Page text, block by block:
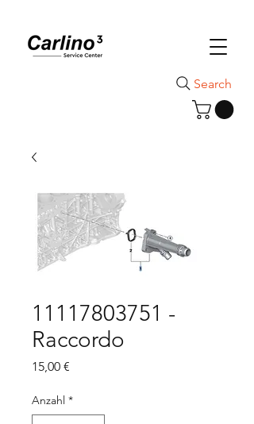
Search
11117803751 -
Raccordo
15,00 €
Anzahl *